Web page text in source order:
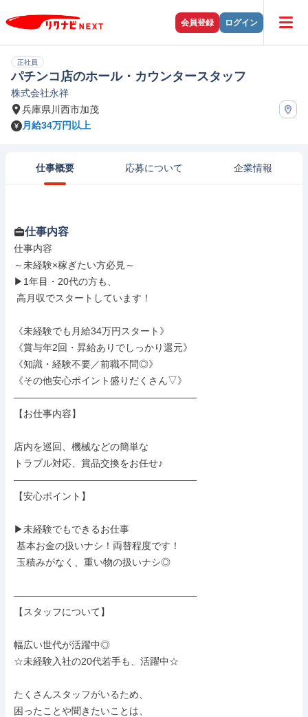
会員登録 ログイン
正社員
パチンコ店のホール・カウンタースタッフ
株式会社永祥
兵庫県川西市加茂
月給34万円以上
仕事概要 応募について 企業情報
仕事内容
仕事内容
～未経験×稼ぎたい方必見～
▶1年目・20代の方も、
《未経験でも月給34万円スタート》
《賞与年2回・昇給ありでしっかり還元》
《知識・経験不要／前職不問◎》
《その他安心ポイント盛りだくさん▽》
―――――――――――――――――――
【お仕事内容】
店内を巡回、機械などの簡単な
トラブル対応、賞品交換をお任せ♪
―――――――――――――――――――
【安心ポイント】
▶未経験でもできるお仕事
―――――――――――――――――――
【スタッフについて】
幅広い世代が活躍中◎
☆未経験入社の20代若手も、活躍中☆
たくさんスタッフがいるため、
困ったことや聞きたいことは、